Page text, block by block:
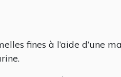
fines à l’aide d’une